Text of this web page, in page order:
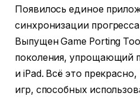
Появилось единое
синхронизации
Выпущен Game Porting
поколения, упрощающий
и iPad. Всё это
игр, способных